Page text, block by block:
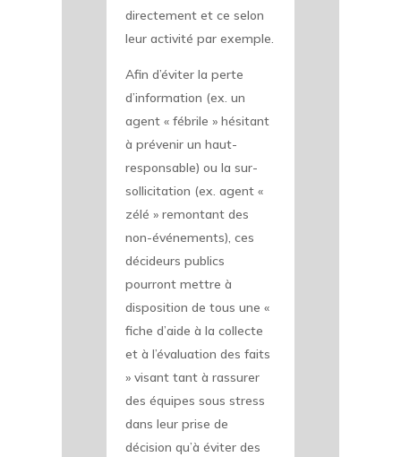
directement et ce selon
leur activité par exemple.
Afin d’éviter la perte
d’information (ex. un
agent « fébrile » hésitant
à prévenir un haut-
responsable) ou la sur-
sollicitation (ex. agent «
zélé » remontant des
non-événements), ces
décideurs publics
pourront mettre à
disposition de tous une «
fiche d’aide à la collecte
et à l’évaluation des faits
» visant tant à rassurer
des équipes sous stress
dans leur prise de
décision qu’à éviter des